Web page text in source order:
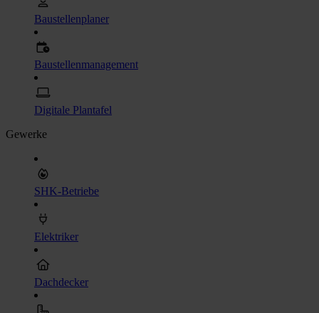
Baustellenplaner
Baustellenmanagement
Digitale Plantafel
Gewerke
SHK-Betriebe
Elektriker
Dachdecker